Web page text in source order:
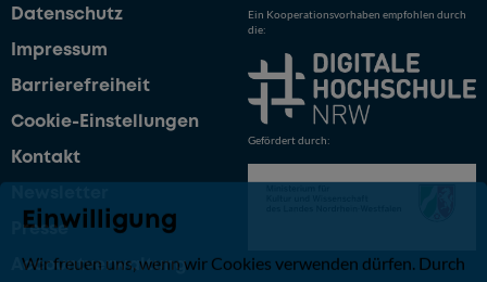
Datenschutz
Impressum
Barrierefreiheit
Cookie-Einstellungen
Kontakt
Presse
Accountverwaltung
Ein Kooperationsvorhaben empfohlen durch
die:
Gefördert durch:
Einwilligung
Wir freuen uns, wenn wir Cookies verwenden dürfen. Durch